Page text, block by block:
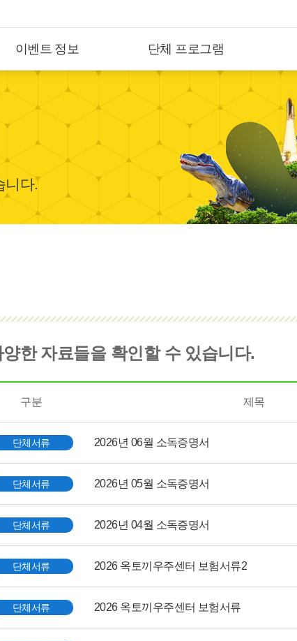
이벤트 정보 단체 프로그램
니다.
한 자료들을 확인할 수 있습니다.
구분 제목
단체서류 2026년 06월 소독증명서
단체서류 2026년 05월 소독증명서
단체서류 2026년 04월 소독증명서
단체서류 2026 옥토끼우주센터 보험서류2
단체서류 2026 옥토끼우주센터 보험서류